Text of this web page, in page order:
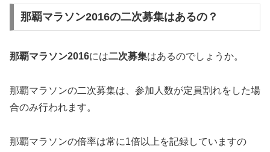
那覇マラソン2016の二次募集はあるの？
那覇マラソン2016には二次募集はあるのでしょうか。
那覇マラソンの二次募集は、参加人数が定員割れをした場
合のみ行われます。
那覇マラソンの倍率は常に1倍以上を記録していますの